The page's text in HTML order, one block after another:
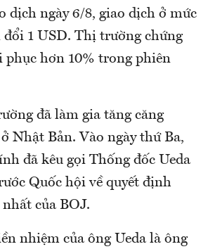
dịch ngày 6/8, giao dịch ở mức
đổi 1 USD. Thị trường chứng
hơn 10% trong phiên
đã làm gia tăng căng
Nhật Bản. Vào ngày thứ Ba,
đã kêu gọi Thống đốc Ueda
Quốc hội về quyết định
của BOJ.
nhiệm của ông Ueda là ông